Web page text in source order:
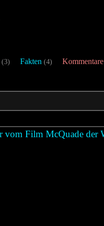
(3) Fakten (4) Kommentare